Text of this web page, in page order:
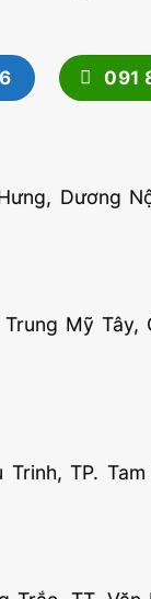
091
Dương
Mỹ Tây,
Trinh, TP.